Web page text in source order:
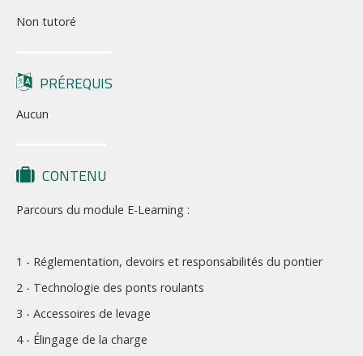
Non tutoré
PRÉREQUIS
Aucun
CONTENU
Parcours du module E-Learning :
1 - Réglementation, devoirs et responsabilités du pontier
2 - Technologie des ponts roulants
3 - Accessoires de levage
4 - Élingage de la charge